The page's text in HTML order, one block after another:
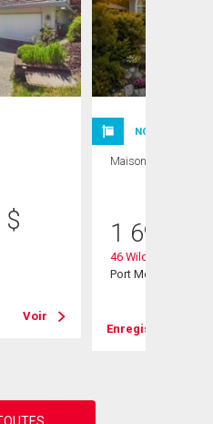
$
Voir
NOUVELLE
Maison
1 698
46 Wildwood Drive
Port Moody, BC
Enregistrer